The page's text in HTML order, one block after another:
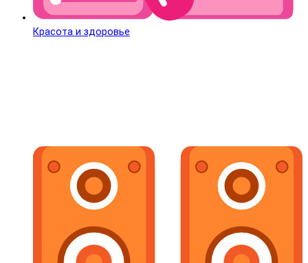
Красота и здоровье